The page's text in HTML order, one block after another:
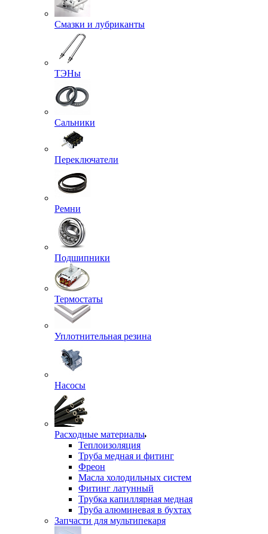
Смазки и лубриканты
ТЭНы
Сальники
Переключатели
Ремни
Подшипники
Термостаты
Уплотнительная резина
Насосы
Расходные материалы
Теплоизоляция
Труба медная и фитинг
Фреон
Масла холодильных систем
Фитинг латунный
Трубка капиллярная медная
Труба алюминевая в бухтах
Запчасти для мультипекаря